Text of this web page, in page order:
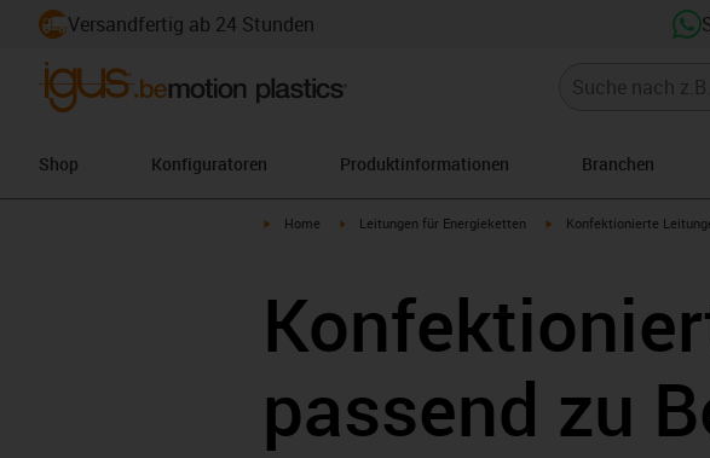
Versandfertig ab 24 Stunden
Shop Konfiguratoren Produktinformationen Branchen
igus-icon-arrow-right
Home igus-icon-arrow-right
Leitungen für Energieketten igus-icon-arrow-right
Konfektionierte
passend zu